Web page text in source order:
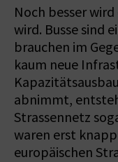
Noch besser
wird. Busse sind
brauchen im
kaum neue
abnimmt,
Strassennetz
waren erst
europäischen